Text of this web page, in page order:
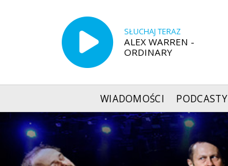
SŁUCHAJ TERAZ
ALEX WARREN -
ORDINARY
WIADOMOŚCI PODCASTY